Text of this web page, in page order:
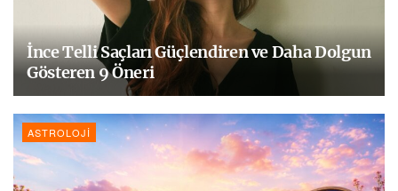
İnce Telli Saçları Güçlendiren ve Daha Dolgun
Gösteren 9 Öneri
ASTROLOJI